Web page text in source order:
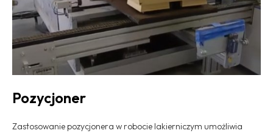
Pozycjoner
Zastosowanie pozycjonera w robocie lakierniczym umożliwia